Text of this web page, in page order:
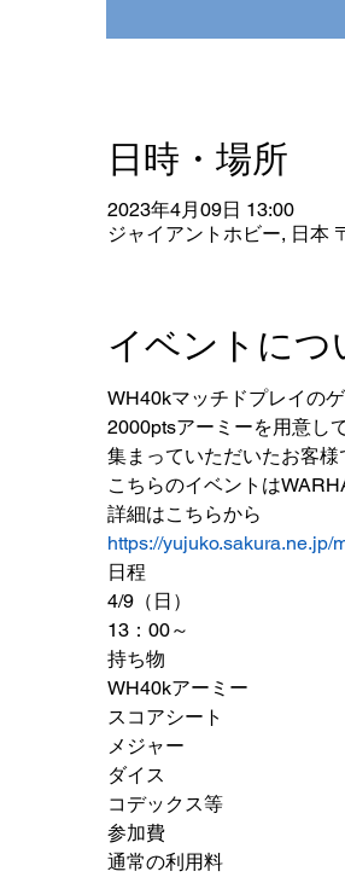
日時・場所
2023年4月09日 13:00
ジャイアントホビー, 日本
イベントにつ
WH40kマッチドプレイのゲ
2000ptsアーミーを用意し
集まっていただいたお客様
こちらのイベントは
詳細はこちらから
https://yujuko.sakura.ne.jp/
日程
4/9（日）
13：00～
持ち物
WH40kアーミー
スコアシート
メジャー
ダイス
コデックス等
参加費
通常の利用料